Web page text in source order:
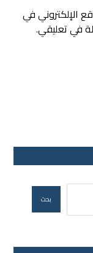
الإلكتروني في
في تعليقي.